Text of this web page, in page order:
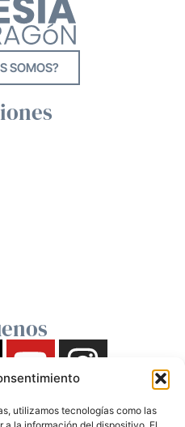
utilizamos tecnologías como las
SOMOS?